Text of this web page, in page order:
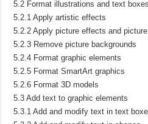
5.2 Format illustrations and text boxes
5.2.1 Apply artistic effects
5.2.2 Apply picture effects and
5.2.3 Remove picture backgrounds
5.2.4 Format graphic elements
5.2.5 Format SmartArt graphics
5.2.6 Format 3D models
5.3 Add text to graphic elements
5.3.1 Add and modify text in text